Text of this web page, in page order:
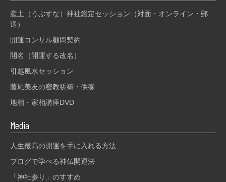
産土（うぶすな）神社鑑定セッション（対面・オンライン・郵
送）
開運コンサル顧問契約
開名（開運する改名）
引越風水セッション
藤尾美友の密教祈祷・供養
地相・家相講座DVD
Media
人生最高の開運を手に入れる方法
ブログで学べる神仏開運法
「神社参り」のすすめ